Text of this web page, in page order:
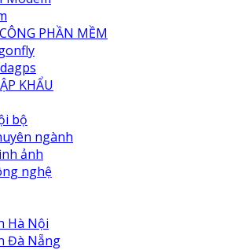
PHẦN MỀM
KHẨU
bộ
ngành
ảnh
nghệ
Hà Nội
Đà Nẵng